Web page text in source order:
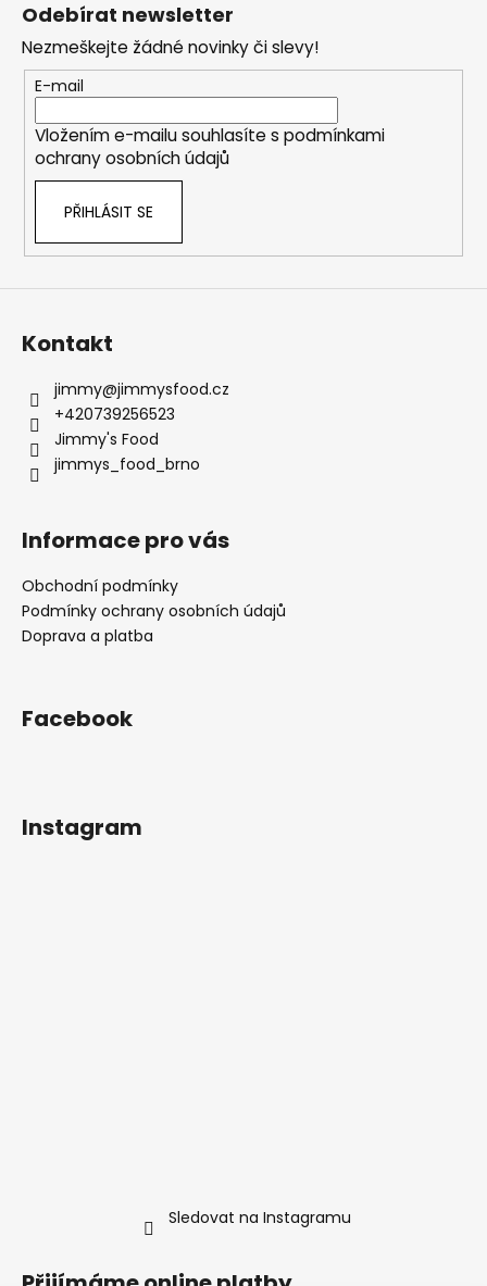
p
r
v
k
y
u
í
Odebírat newsletter
Nezmeškejte žádné novinky či slevy!
E-mail
Vložením e-mailu souhlasíte s podmínkami
ochrany osobních údajů
PŘIHLÁSIT SE
Kontakt
jimmy@jimmysfood.cz
+420739256523
Jimmy's Food
jimmys_food_brno
Informace pro vás
Obchodní podmínky
Podmínky ochrany osobních údajů
Doprava a platba
Facebook
Instagram
Sledovat na Instagramu